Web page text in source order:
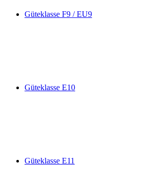
Güteklasse F9 / EU9
Güteklasse E10
Güteklasse E11